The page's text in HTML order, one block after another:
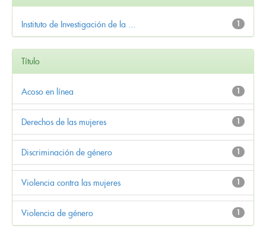
1
Instituto de Investigación de la ...
Título
1
Acoso en línea
1
Derechos de las mujeres
1
Discriminación de género
1
Violencia contra las mujeres
1
Violencia de género